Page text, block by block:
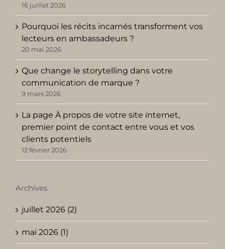
16 juillet 2026
Pourquoi les récits incarnés transforment vos
lecteurs en ambassadeurs ?
20 mai 2026
Que change le storytelling dans votre
communication de marque ?
9 mars 2026
La page À propos de votre site internet,
premier point de contact entre vous et vos
clients potentiels
12 février 2026
Archives
juillet 2026 (2)
mai 2026 (1)